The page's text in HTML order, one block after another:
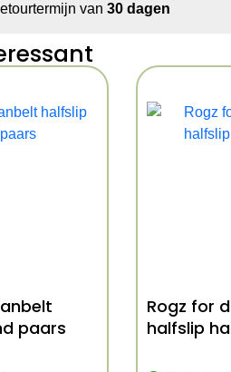
van30 dagen
paars
Rogz for
halfslip